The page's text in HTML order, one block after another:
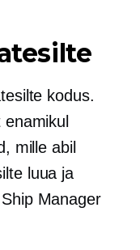
kodus.
mille abil
luua ja
Manager